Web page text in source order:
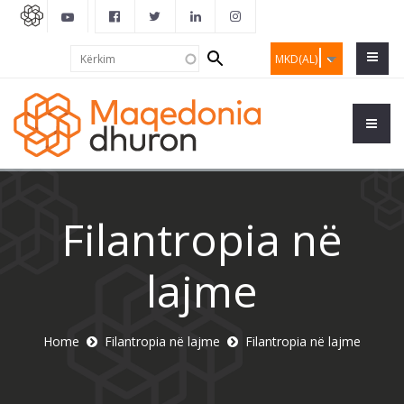
MKD(AL)
Search
form
Filantropia në
lajme
Home Filantropia në lajme Filantropia në lajme